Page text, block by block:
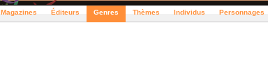
Magazines Éditeurs Genres Thèmes Individus Personnages